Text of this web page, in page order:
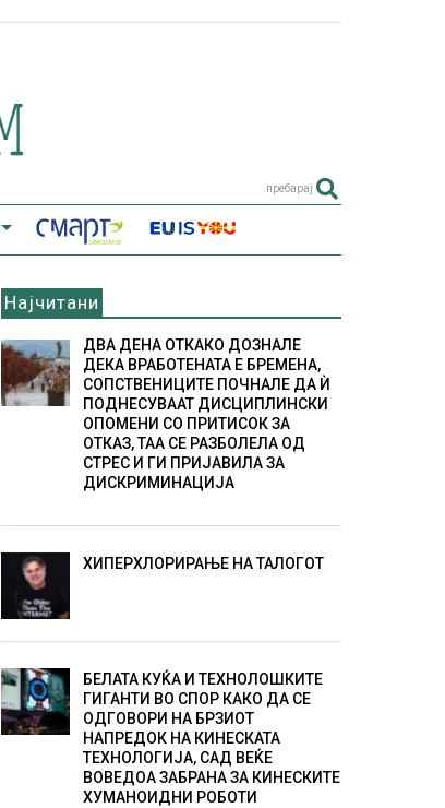
пребарај
Најчитани
ДВА ДЕНА ОТКАКО ДОЗНАЛЕ
ДЕКА ВРАБОТЕНАТА Е БРЕМЕНА,
СОПСТВЕНИЦИТЕ ПОЧНАЛЕ ДА Ѝ
ПОДНЕСУВААТ ДИСЦИПЛИНСКИ
ОПОМЕНИ СО ПРИТИСОК ЗА
ОТКАЗ, ТАА СЕ РАЗБОЛЕЛА ОД
СТРЕС И ГИ ПРИЈАВИЛА ЗА
ДИСКРИМИНАЦИЈА
ХИПЕРХЛОРИРАЊЕ НА ТАЛОГОТ
БЕЛАТА КУЌА И ТЕХНОЛОШКИТЕ
ГИГАНТИ ВО СПОР КАКО ДА СЕ
ОДГОВОРИ НА БРЗИОТ
НАПРЕДОК НА КИНЕСКАТА
ТЕХНОЛОГИЈА, САД ВЕЌЕ
ВОВЕДОА ЗАБРАНА ЗА КИНЕСКИТЕ
ХУМАНОИДНИ РОБОТИ